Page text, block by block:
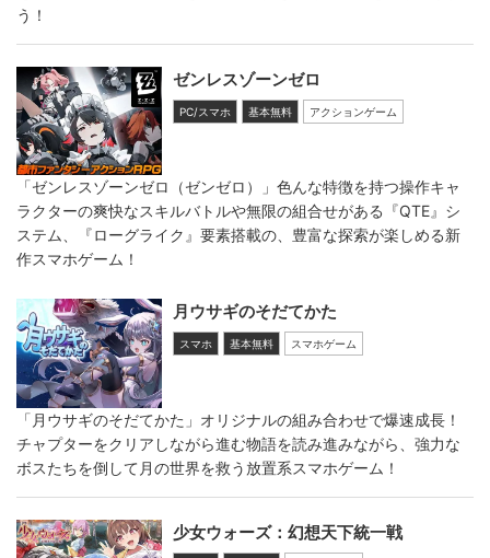
う！
ゼンレスゾーンゼロ
PC/スマホ 基本無料 アクションゲーム
「ゼンレスゾーンゼロ（ゼンゼロ）」色んな特徴を持つ操作キャ
ラクターの爽快なスキルバトルや無限の組合せがある『QTE』シ
ステム、『ローグライク』要素搭載の、豊富な探索が楽しめる新
作スマホゲーム！
月ウサギのそだてかた
スマホ 基本無料 スマホゲーム
「月ウサギのそだてかた」オリジナルの組み合わせで爆速成長！
チャプターをクリアしながら進む物語を読み進みながら、強力な
ボスたちを倒して月の世界を救う放置系スマホゲーム！
少女ウォーズ：幻想天下統一戦